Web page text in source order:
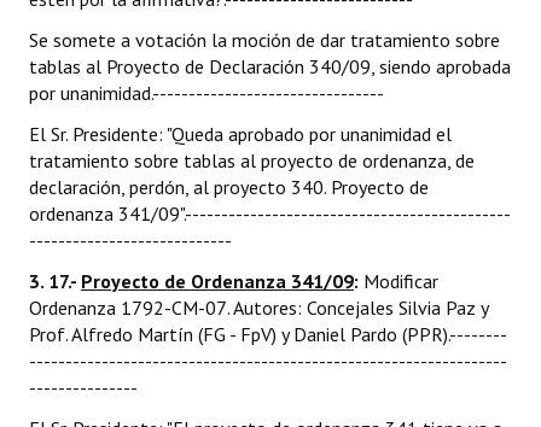
Se somete a votación la moción de dar tratamiento sobre
tablas al Proyecto de Declaración 340/09, siendo aprobada
por unanimidad.--------------------------------
El Sr. Presidente: "Queda aprobado por unanimidad el
tratamiento sobre tablas al proyecto de ordenanza, de
declaración, perdón, al proyecto 340. Proyecto de
ordenanza 341/09".---------------------------------------------
----------------------------
3. 17.- Proyecto de Ordenanza 341/09: Modificar
Ordenanza 1792-CM-07. Autores: Concejales Silvia Paz y
Prof. Alfredo Martín (FG - FpV) y Daniel Pardo (PPR).--------
------------------------------------------------------------------
---------------